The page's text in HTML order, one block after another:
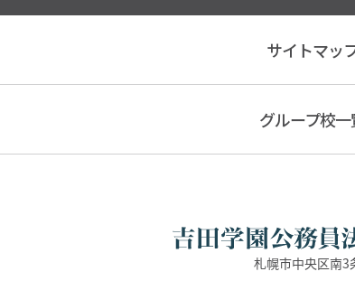
サイトマッ
グループ校一
札幌市中央区南3